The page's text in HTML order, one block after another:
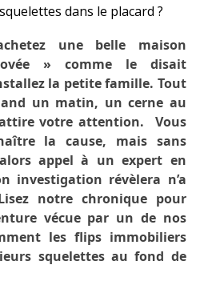
dans le placard ?
une belle maison
» comme le disait
la petite famille. Tout
un matin, un cerne au
votre attention. Vous
la cause, mais sans
appel à un expert en
investigation révèlera n’a
notre chronique pour
vécue par un de nos
les flips immobiliers
squelettes au fond de